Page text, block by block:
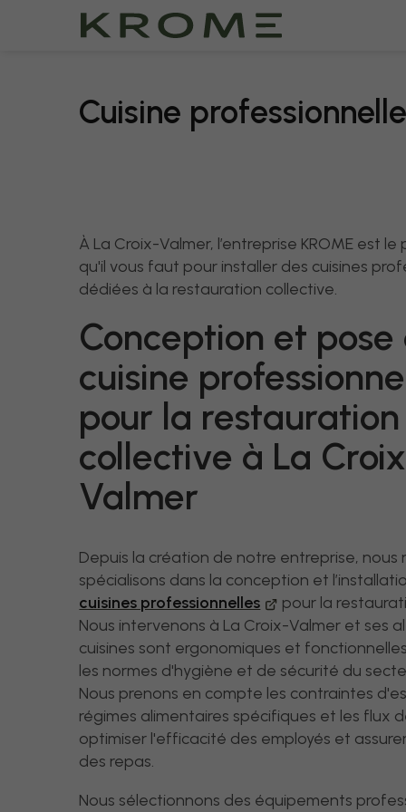
Cuisine
À La Croix-Valmer, l’entreprise KROME est
qu'il vous faut pour installer des cuisines
dédiées à la restauration collective.
Conception et pose
cuisine
pour la restauration
collective à La
Valmer
Depuis la création de notre entreprise, nous
spécialisons dans la conception et
cuisines professionnelles
pour la
Nous intervenons à La Croix-Valmer et ses
cuisines sont ergonomiques et
les normes d'hygiène et de sécurité du
Nous prenons en compte les contraintes
régimes alimentaires spécifiques et les flux
optimiser l'efficacité des employés et
des repas.
Nous sélectionnons des équipements